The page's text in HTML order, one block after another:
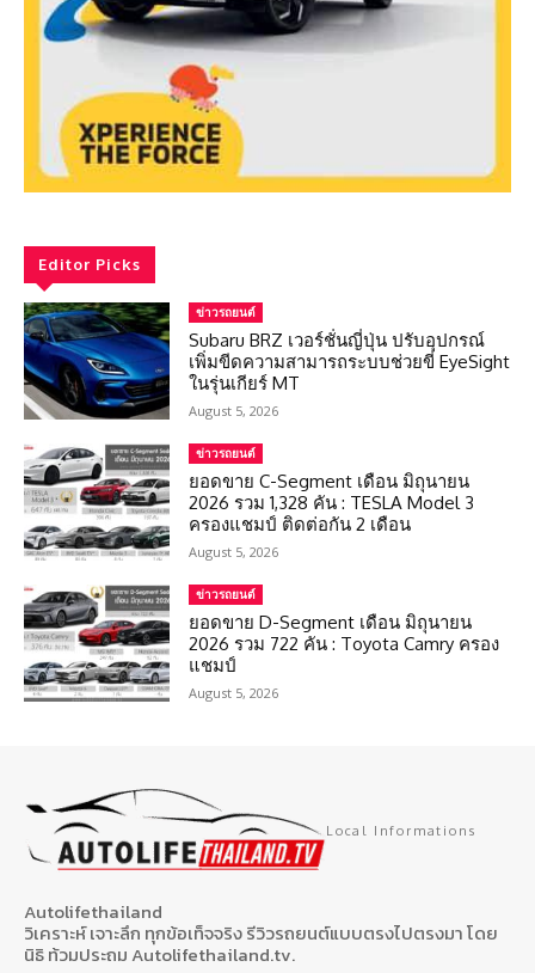
Editor Picks
ข่าวรถยนต์
Subaru BRZ เวอร์ชั่นญี่ปุ่น ปรับอุปกรณ์
เพิ่มขีดความสามารถระบบช่วยขี่ EyeSight
ในรุ่นเกียร์ MT
August 5, 2026
ข่าวรถยนต์
ยอดขาย C-Segment เดือน มิถุนายน
2026 รวม 1,328 คัน : TESLA Model 3
ครองแชมป์ ติดต่อกัน 2 เดือน
August 5, 2026
ข่าวรถยนต์
ยอดขาย D-Segment เดือน มิถุนายน
2026 รวม 722 คัน : Toyota Camry ครอง
แชมป์
August 5, 2026
Local Informations
Autolifethailand
วิเคราะห์ เจาะลึก ทุกข้อเท็จจริง รีวิวรถยนต์แบบตรงไปตรงมา โดย
นิธิ ท้วมประถม Autolifethailand.tv.